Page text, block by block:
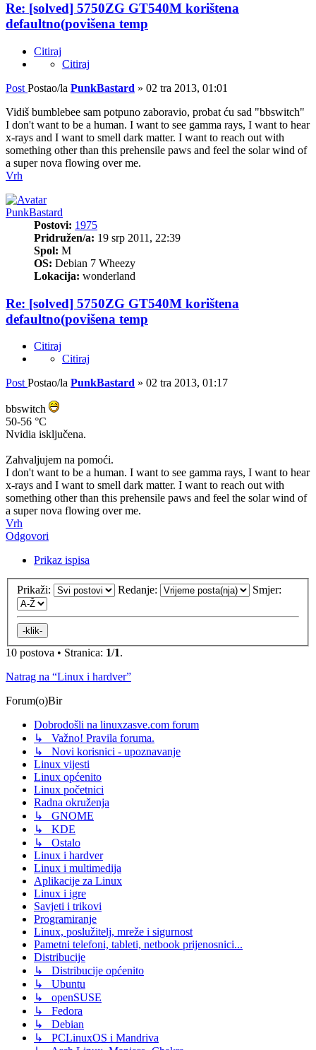
Re: [solved] 5750ZG GT540M korištena
defaultno(povišena temp
Citiraj
Citiraj
Post Postao/la PunkBastard » 02 tra 2013, 01:01
Vidiš bumblebee sam potpuno zaboravio, probat ću sad "bbswitch"
I don't want to be a human. I want to see gamma rays, I want to hear
x-rays and I want to smell dark matter. I want to reach out with
something other than this prehensile paws and feel the solar wind of
a super nova flowing over me.
Vrh
PunkBastard
Postovi: 1975
Pridružen/a: 19 srp 2011, 22:39
Spol: M
OS: Debian 7 Wheezy
Lokacija: wonderland
Re: [solved] 5750ZG GT540M korištena
defaultno(povišena temp
Citiraj
Citiraj
Post Postao/la PunkBastard » 02 tra 2013, 01:17
bbswitch
50-56 °C
Nvidia isključena.
Zahvaljujem na pomoći.
I don't want to be a human. I want to see gamma rays, I want to hear
x-rays and I want to smell dark matter. I want to reach out with
something other than this prehensile paws and feel the solar wind of
a super nova flowing over me.
Vrh
Odgovori
Prikaz ispisa
Prikaži: Redanje: Smjer:
10 postova • Stranica: 1/1.
Natrag na “Linux i hardver”
Forum(o)Bir
Dobrodošli na linuxzasve.com forum
↳ Važno! Pravila foruma.
↳ Novi korisnici - upoznavanje
Linux vijesti
Linux općenito
Linux početnici
Radna okruženja
↳ GNOME
↳ KDE
↳ Ostalo
Linux i hardver
Linux i multimedija
Aplikacije za Linux
Linux i igre
Savjeti i trikovi
Programiranje
Linux, poslužitelj, mreže i sigurnost
Pametni telefoni, tableti, netbook prijenosnici...
Distribucije
↳ Distribucije općenito
↳ Ubuntu
↳ openSUSE
↳ Fedora
↳ Debian
↳ PCLinuxOS i Mandriva